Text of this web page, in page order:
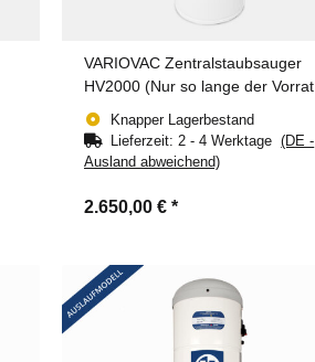
VARIOVAC Zentralstaubsauger
HV2000 (Nur so lange der Vorrat
reicht!)
Knapper Lagerbestand
Lieferzeit: 2 - 4 Werktage(DE -
Ausland abweichend)
2.650,00 € *